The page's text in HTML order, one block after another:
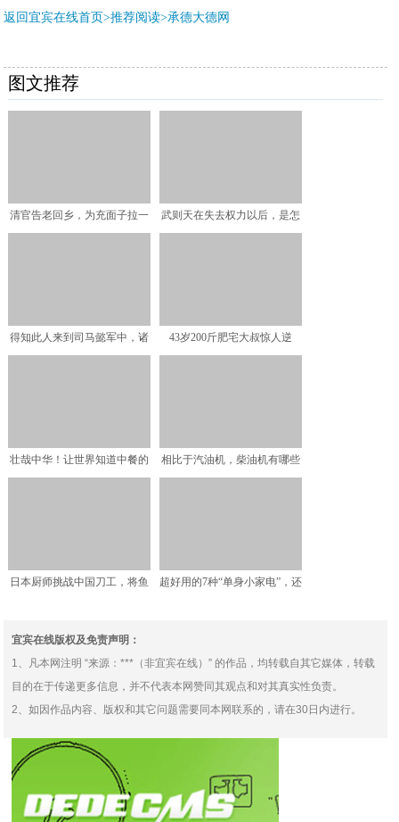
返回宜宾在线首页>推荐阅读>承德大德网
图文推荐
清官告老回乡，为充面子拉一
武则天在失去权力以后，是怎
得知此人来到司马懿军中，诸
43岁200斤肥宅大叔惊人逆
壮哉中华！让世界知道中餐的
相比于汽油机，柴油机有哪些
日本厨师挑战中国刀工，将鱼
超好用的7种“单身小家电”，还
宜宾在线版权及免责声明：
1、凡本网注明 “来源：***（非宜宾在线）” 的作品，均转载自其它媒体，转载
目的在于传递更多信息，并不代表本网赞同其观点和对其真实性负责。
2、如因作品内容、版权和其它问题需要同本网联系的，请在30日内进行。